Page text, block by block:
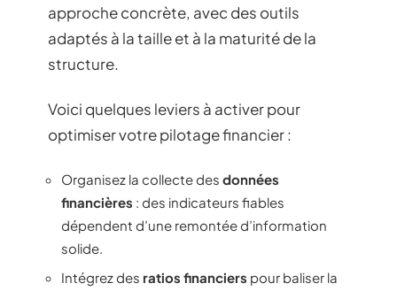
approche concrète, avec des outils
adaptés à la taille et à la maturité de la
structure.
Voici quelques leviers à activer pour
optimiser votre pilotage financier :
Organisez la collecte des données
financières : des indicateurs fiables
dépendent d’une remontée d’information
solide.
Intégrez des ratios financiers pour baliser la